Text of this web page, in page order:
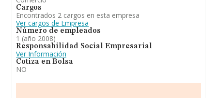
Cargos
Encontrados 2 cargos en esta empresa
Ver cargos de Empresa
Número de empleados
1 (año 2008)
Responsabilidad Social Empresarial
Ver Información
Cotiza en Bolsa
NO